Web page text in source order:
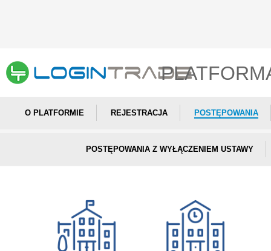
O PLATFORMIE REJESTRACJA POSTĘPOWANIA
POSTĘPOWANIA Z WYŁĄCZENIEM USTAWY